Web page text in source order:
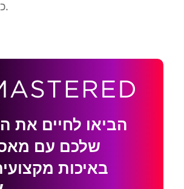
כמו שאתה רוצה.
הביאו לחיים את
שלכם עם
באיכות